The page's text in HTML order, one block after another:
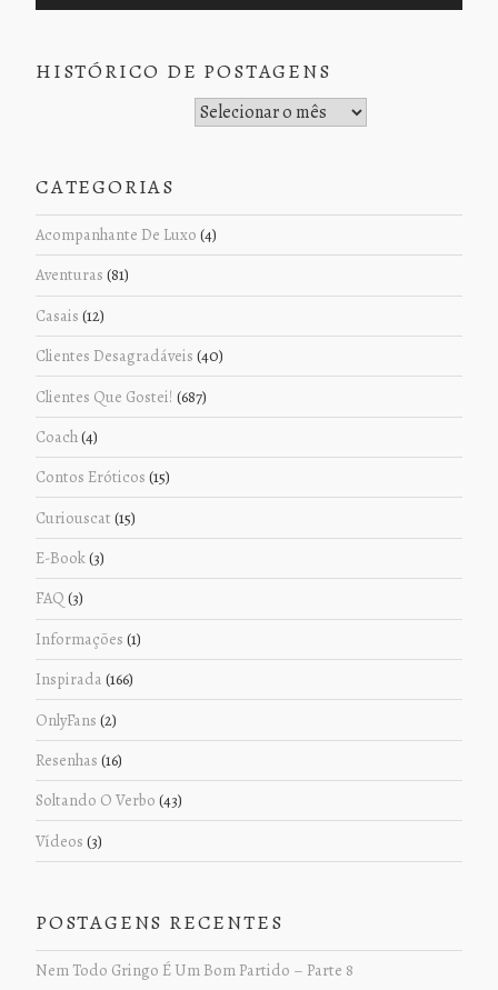
HISTÓRICO DE POSTAGENS
CATEGORIAS
Acompanhante De Luxo (4)
Aventuras (81)
Casais (12)
Clientes Desagradáveis (40)
Clientes Que Gostei! (687)
Coach(4)
Contos Eróticos (15)
Curiouscat (15)
E-Book(3)
FAQ (3)
Informações (1)
Inspirada (166)
OnlyFans (2)
Resenhas (16)
Soltando O Verbo (43)
Vídeos (3)
POSTAGENS RECENTES
Nem Todo Gringo É Um Bom Partido – Parte 8